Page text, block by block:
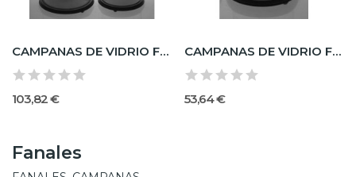
Fanales
CAMPANAS DE VIDRIO FANAL DE CRISTAL / PEANA DE...
103,82 €
CAMPANAS DE VIDRIO FANALES DE CRISTAL / PEANAS...
53,64 €